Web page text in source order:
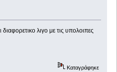
λιγο με τις υπολοιπες
Καταγράφηκε